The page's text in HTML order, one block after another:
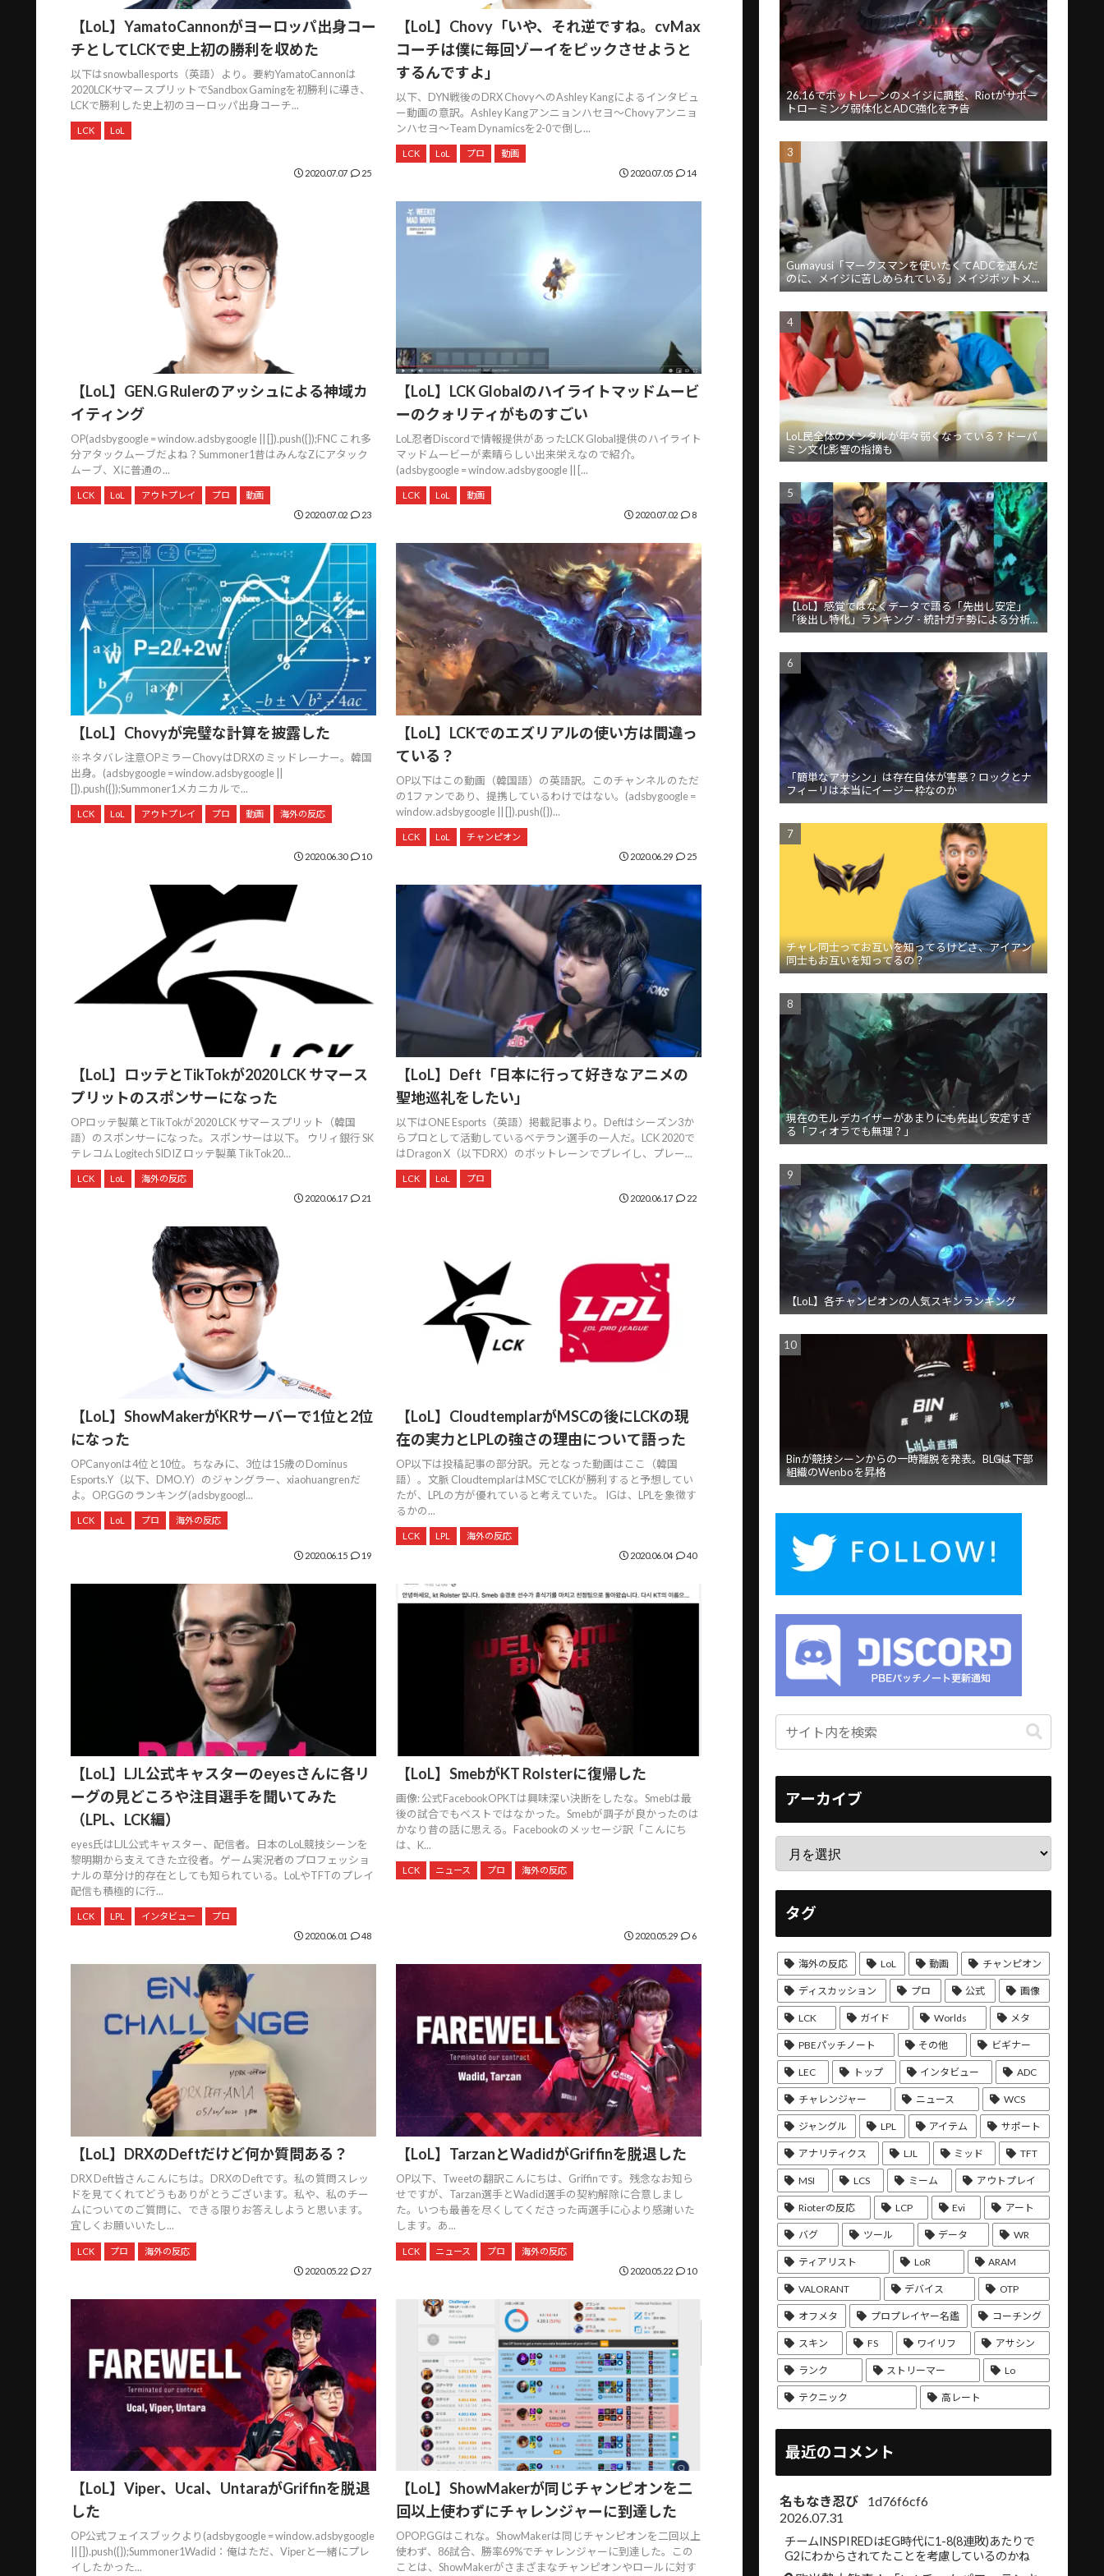
【LoL】YamatoCannonがヨーロッパ出身コー
チとしてLCKで史上初の勝利を収めた
以下はsnowballesports（英語）より。要約YamatoCannonは
2020LCKサマースプリットでSandbox Gamingを初勝利に導き、
LCKで勝利した史上初のヨーロッパ出身コーチ...
LCK LoL
2020.07.07 25
【LoL】Chovy「いや、それ逆ですね。cvMax
コーチは僕に毎回ゾーイをピックさせようと
するんですよ」
以下、DYN戦後のDRX ChovyへのAshley Kangによるインタビュ
ー動画の意訳。Ashley Kangアンニョンハセヨ～Chovyアンニョ
ンハセヨ～Team Dynamicsを2-0で倒し...
LCK LoL プロ
動画
2020.07.05
14
【LoL】GEN.G Rulerのアッシュによる神域カ
イティング
OP(adsbygoogle = window.adsbygoogle || []).push({});FNC これ多
分アタックムーブだよね？Summoner1昔はみんなZにアタック
ムーブ、Xに普通の...
LCK LoL アウトプレイ プロ
動画
2020.07.02
23
【LoL】LCK Globalのハイライトマッドムービ
ーのクォリティがものすごい
LoL忍者Discordで情報提供があったLCK Global提供のハイライト
マッドムービーが素晴らしい出来栄えなので紹介。
(adsbygoogle = window.adsbygoogle || [...
LCK LoL
動画
2020.07.02
8
【LoL】Chovyが完璧な計算を披露した
※ネタバレ注意OPミラーChovyはDRXのミッドレーナー。韓国
出身。(adsbygoogle = window.adsbygoogle ||
[]).push({});Summoner1メカニカルで...
LCK LoL アウトプレイ プロ 動画 海外の反応
2020.06.30 10
【LoL】LCKでのエズリアルの使い方は間違っ
ている？
OP以下はこの動画（韓国語）の英語訳。このチャンネルのただ
の1ファンであり、提携しているわけではない。(adsbygoogle =
window.adsbygoogle || []).push({})...
LCK LoL
チャンピオン
2020.06.29
25
【LoL】ロッテとTikTokが2020 LCK サマース
プリットのスポンサーになった
OPロッテ製菓とTikTokが2020 LCK サマースプリット（韓国
語）のスポンサーになった。スポンサーは以下。 ウリィ銀行 SK
テレコム Logitech SIDIZ ロッテ製菓 TikTok20...
LCK LoL
海外の反応
2020.06.17
21
【LoL】Deft「日本に行って好きなアニメの
聖地巡礼をしたい」
以下はONE Esports（英語）掲載記事より。Deftはシーズン3か
らプロとして活動しているベテラン選手の一人だ。LCK 2020で
はDragon X（以下DRX）のボットレーンでプレイし、プレー...
LCK LoL
プロ
2020.06.17
22
【LoL】ShowMakerがKRサーバーで1位と2位
になった
OPCanyonは4位と10位。ちなみに、3位は15歳のDominus
Esports.Y（以下、DMO.Y）のジャングラー、xiaohuangrenだ
よ。OP.GGのランキング(adsbygoogl...
LCK LoL プロ 海外の反応
2020.06.15 19
【LoL】CloudtemplarがMSCの後にLCKの現
在の実力とLPLの強さの理由について語った
OP以下は投稿記事の部分訳。元となった動画はここ（韓国
語）。文脈 CloudtemplarはMSCでLCKが勝利すると予想してい
たが、LPLの方が優れていると考えていた。 IGは、LPLを象徴す
るかの...
LCK LPL
海外の反応
2020.06.04
40
【LoL】LJL公式キャスターのeyesさんに各リ
ーグの見どころや注目選手を聞いてみた
（LPL、LCK編）
eyes氏はLJL公式キャスター、配信者。日本のLoL競技シーンを
黎明期から支えてきた立役者。ゲーム実況者のプロフェッショ
ナルの草分け的存在としても知られている。LoLやTFTのプレイ
配信も積極的に行...
LCK LPL インタビュー
プロ
2020.06.01
48
【LoL】SmebがKT Rolsterに復帰した
画像: 公式FacebookOPKTは興味深い決断をしたな。Smebは最
後の試合でもベストではなかった。Smebが調子が良かったのは
かなり昔の話に思える。Facebookのメッセージ訳「こんにち
は、K...
LCK ニュース プロ 海外の反応
2020.05.29 6
【LoL】DRXのDeftだけど何か質問ある？
DRX Deft皆さんこんにちは。DRXのDeftです。私の質問スレッ
ドを見てくれてどうもありがとうございます。私や、私のチー
ムについてのご質問に、できる限りお答えしようと思います。
宜しくお願いいたし...
LCK プロ
海外の反応
2020.05.22
27
【LoL】TarzanとWadidがGriffinを脱退した
OP以下、Tweetの翻訳こんにちは、Griffinです。残念なお知ら
せですが、Tarzan選手とWadid選手の契約解除に合意しまし
た。いつも最善を尽くしてくださった両選手に心より感謝いた
します。あ...
LCK ニュース プロ
海外の反応
2020.05.22
10
【LoL】Viper、Ucal、UntaraがGriffinを脱退
した
OP公式フェイスブックより(adsbygoogle = window.adsbygoogle
|| []).push({});Summoner1Wadid：俺はただ、Viperと一緒にプレ
イしたかった...
【LoL】ShowMakerが同じチャンピオンを二
回以上使わずにチャレンジャーに到達した
OPOP.GGはこれな。ShowMakerは同じチャンピオンを二回以上
使わず、86試合、勝率69%でチャレンジャーに到達した。この
ことは、ShowMakerがさまざまなチャンピオンやロールに対す
26.16でボットレーンのメイジに調整、Riotがサポー
トローミング弱体化とADC強化を予告
Gumayusi「マークスマンを使いたくてADCを選んだ
のに、メイジに苦しめられている」メイジボットメ
タに苦言
LoL民全体のメンタルが年々弱くなっている？ドーパ
ミン文化影響の指摘も
【LoL】感覚ではなくデータで語る「先出し安定」
「後出し特化」ランキング - 統計ガチ勢による分析が
話題
「簡単なアサシン」は存在自体が害悪？ロックとナ
フィーリは本当にイージー枠なのか
チャレ同士ってお互いを知ってるけどさ、アイアン
同士もお互いを知ってるの？
現在のモルデカイザーがあまりにも先出し安定すぎ
る「フィオラでも無理？」
【LoL】各チャンピオンの人気スキンランキング
Binが競技シーンからの一時離脱を発表。BLGは下部
組織のWenboを昇格
アーカイブ
タグ
海外の反応 LoL 動画 チャンピオン
ディスカッション プロ 公式 画像
LCK ガイド Worlds メタ
PBEパッチノート その他 ビギナー
LEC トップ インタビュー ADC
チャレンジャー ニュース WCS
ジャングル LPL アイテム サポート
アナリティクス LJL ミッド TFT
MSI LCS ミーム アウトプレイ
Rioterの反応 LCP Evi アート
バグ ツール データ WR
ティアリスト LoR ARAM
VALORANT デバイス OTP
オフメタ プロプレイヤー名鑑 コーチング
スキン FS ワイリフ アサシン
ランク ストリーマー Lo
テクニック 高レート
最近のコメント
名もなき忍び
1d76f6cf6
2026.07.31
チームINSPIREDはEG時代に1-8(8連敗)あたりで
G2にわからされてたことを考慮しているのかね